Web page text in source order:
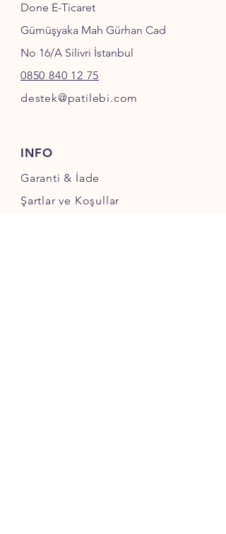
Done E-Ticaret
Gümüşyaka Mah Gürhan Cad
No 16/A Silivri İstanbul
0850 840 12 75
destek@patilebi.com
INFO
Garanti & İade
Şartlar ve Koşullar